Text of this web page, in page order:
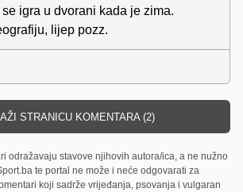
igra u dvorani kada je zima.
lijep pozz.
STRANICU KOMENTARA (2)
odražavaju stavove njihovih autora/ica, a ne nužno
te portal ne može i neće odgovarati za
koji sadrže vrijeđanja, psovanja i vulgaran